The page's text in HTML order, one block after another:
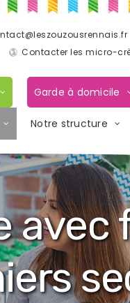
Contacter les micro-
Garde à domicile
Notre structure
avec